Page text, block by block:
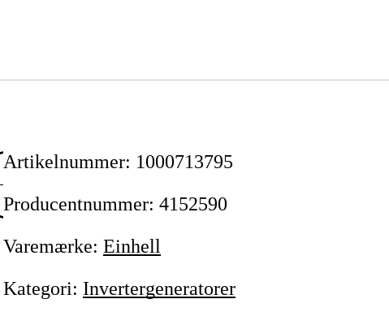
Artikelnummer: 1000713795
Producentnummer: 4152590
Varemærke: Einhell
Kategori: Invertergeneratorer